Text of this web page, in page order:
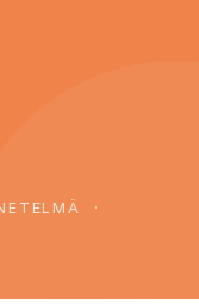
·